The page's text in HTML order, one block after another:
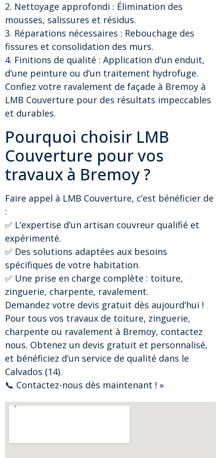
2. Nettoyage approfondi : Élimination des
mousses, salissures et résidus.
3. Réparations nécessaires : Rebouchage des
fissures et consolidation des murs.
4. Finitions de qualité : Application d’un enduit,
d’une peinture ou d’un traitement hydrofuge.
Confiez votre ravalement de façade à Bremoy à
LMB Couverture pour des résultats impeccables
et durables.
Pourquoi choisir LMB
Couverture pour vos
travaux à Bremoy ?
Faire appel à LMB Couverture, c’est bénéficier de
:
✅ L’expertise d’un artisan couvreur qualifié et
expérimenté.
✅ Des solutions adaptées aux besoins
spécifiques de votre habitation.
✅ Une prise en charge complète : toiture,
zinguerie, charpente, ravalement.
Demandez votre devis gratuit dès aujourd’hui !
Pour tous vos travaux de toiture, zinguerie,
charpente ou ravalement à Bremoy, contactez
nous. Obtenez un devis gratuit et personnalisé,
et bénéficiez d’un service de qualité dans le
Calvados (14).
📞 Contactez-nous dès maintenant ! »